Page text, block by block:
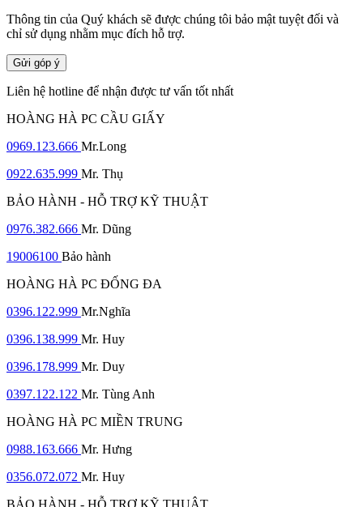
Thông tin của Quý khách sẽ được chúng tôi bảo mật tuyệt đối và
chỉ sử dụng nhằm mục đích hỗ trợ.
Gửi góp ý
Liên hệ hotline để nhận được tư vấn tốt nhất
HOÀNG HÀ PC CẦU GIẤY
0969.123.666 Mr.Long
0922.635.999 Mr. Thụ
BẢO HÀNH - HỖ TRỢ KỸ THUẬT
0976.382.666 Mr. Dũng
19006100 Bảo hành
HOÀNG HÀ PC ĐỐNG ĐA
0396.122.999 Mr.Nghĩa
0396.138.999 Mr. Huy
0396.178.999 Mr. Duy
0397.122.122 Mr. Tùng Anh
HOÀNG HÀ PC MIỀN TRUNG
0988.163.666 Mr. Hưng
0356.072.072 Mr. Huy
BẢO HÀNH - HỖ TRỢ KỸ THUẬT